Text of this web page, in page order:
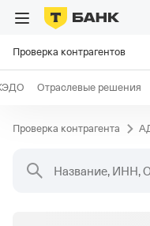
Проверка контрагентов
Отраслевые решения
Проверка контрагента
Название, ИНН,